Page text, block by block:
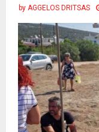
by AGGELOS DRITSAS